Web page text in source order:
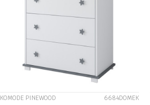
KOMODE PINEWOOD 6684DOMEK